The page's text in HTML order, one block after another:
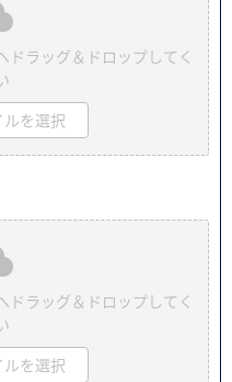
ドラッグ＆ドロップしてく
ルを選択
ドラッグ＆ドロップしてく
ルを選択